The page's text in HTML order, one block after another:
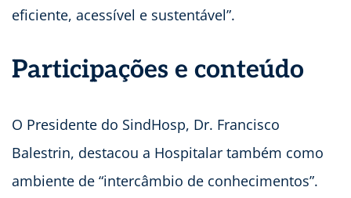
eficiente, acessível e sustentável”.
Participações e conteúdo
O Presidente do SindHosp, Dr. Francisco
Balestrin, destacou a Hospitalar também como
ambiente de “intercâmbio de conhecimentos”.